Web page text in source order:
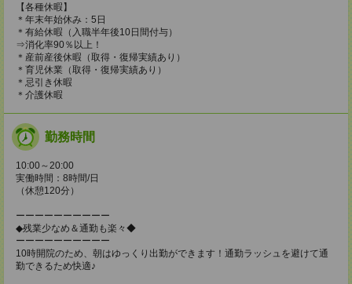
【各種休暇】
＊年末年始休み：5日
＊有給休暇（入職半年後10日間付与）
⇒消化率90％以上！
＊産前産後休暇（取得・復帰実績あり）
＊育児休業（取得・復帰実績あり）
＊忌引き休暇
＊介護休暇
勤務時間
10:00～20:00
実働時間：8時間/日
（休憩120分）
ーーーーーーーーーー
◆残業少なめ＆通勤も楽々◆
ーーーーーーーーーー
10時開院のため、朝はゆっくり出勤ができます！通勤ラッシュを避けて通
勤できるため快適♪